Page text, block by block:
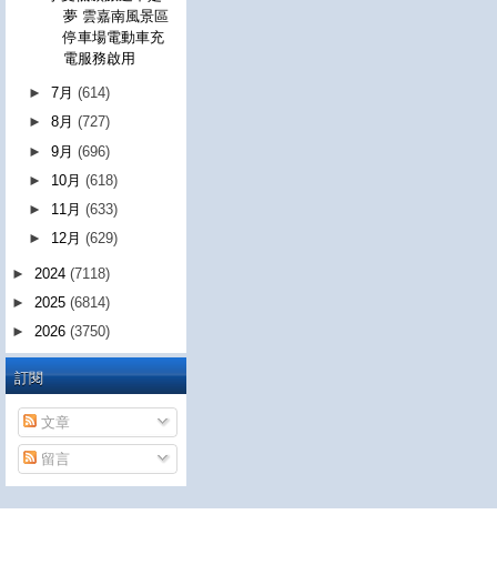
夢 雲嘉南風景區
停車場電動車充
電服務啟用
►7月(614)
►8月(727)
►9月(696)
► 10月(618)
► 11月(633)
► 12月(629)
► 2024 (7118)
► 2025 (6814)
► 2026 (3750)
訂閱
文章
留言